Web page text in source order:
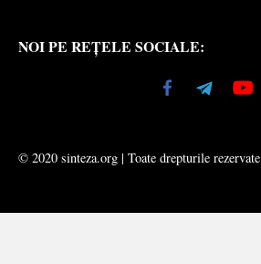
NOI PE REȚELE SOCIALE:
© 2020 sinteza.org | Toate drepturile rezervate